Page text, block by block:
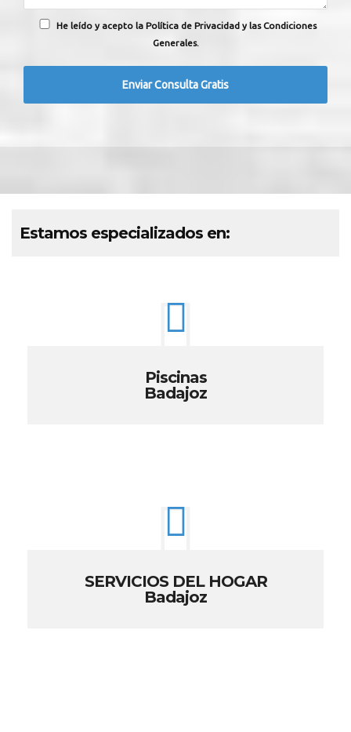
He leído y acepto la Política de Privacidad y las Condiciones
Generales.
Estamos especializados en:
Piscinas
Badajoz
SERVICIOS DEL HOGAR
Badajoz